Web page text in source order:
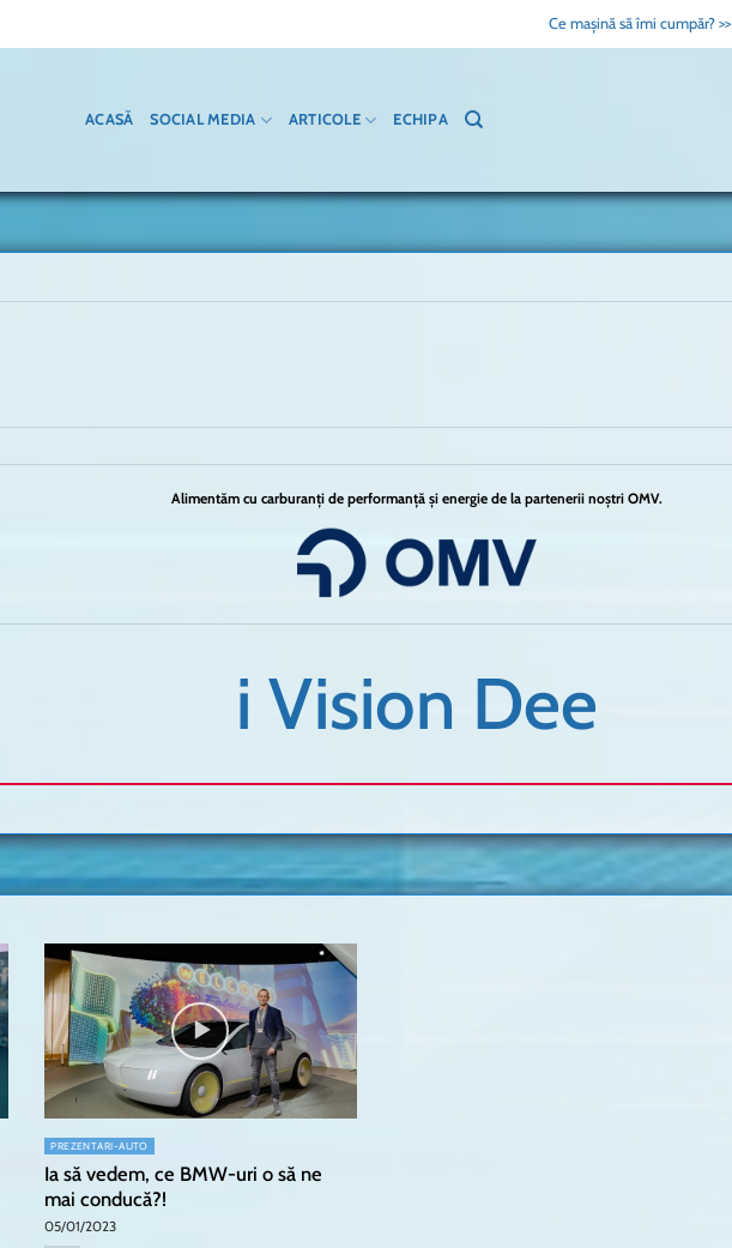
Ce mașină să îmi cumpăr? >>
ACASĂ SOCIAL MEDIA ARTICOLE ECHIPA
Alimentăm cu carburanți de performanță și energie de la partenerii noștri OMV.
i Vision Dee
PREZENTARI-AUTO
Ia să vedem, ce BMW-uri o să ne
mai conducă?!
05/01/2023